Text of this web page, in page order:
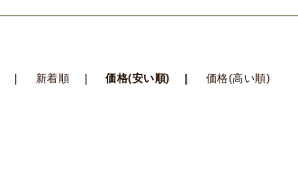
新着順 価格(安い順) 価格(高い順)